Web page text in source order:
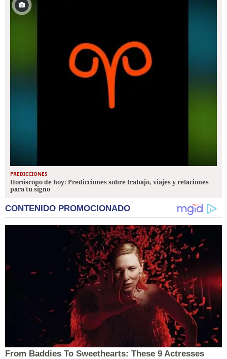
PREDICCIONES
Horóscopo de hoy: Predicciones sobre trabajo, viajes y relaciones
para tu signo
CONTENIDO PROMOCIONADO
From Baddies To Sweethearts: These 9 Actresses